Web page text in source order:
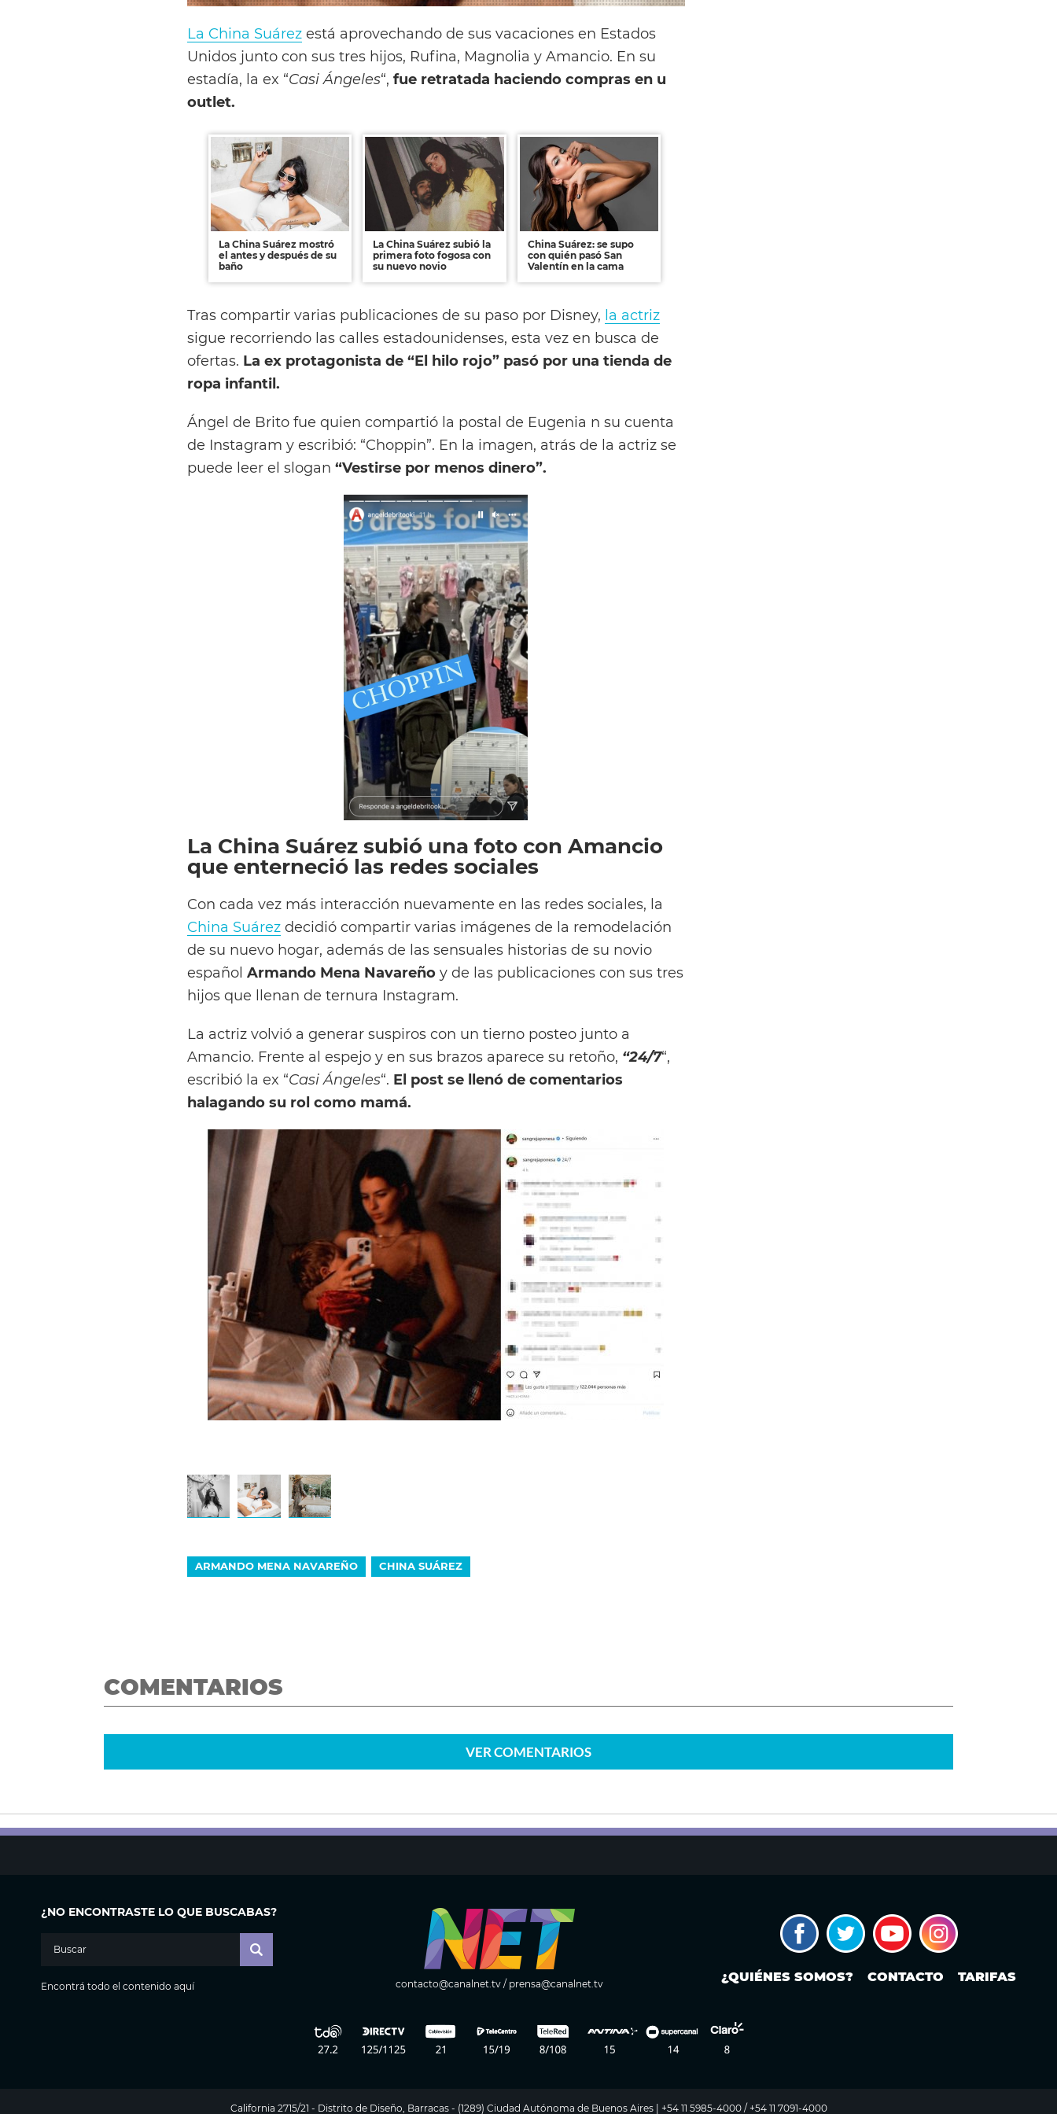
La China Suárez está aprovechando de sus vacaciones en Estados
Unidos junto con sus tres hijos, Rufina, Magnolia y Amancio. En su
estadía, la ex “Casi Ángeles“, fue retratada haciendo compras en u
outlet.
La China Suárez mostró
el antes y después de su
baño
La China Suárez subió la
primera foto fogosa con
su nuevo novio
China Suárez: se supo
con quién pasó San
Valentín en la cama
Tras compartir varias publicaciones de su paso por Disney, la actriz
sigue recorriendo las calles estadounidenses, esta vez en busca de
ofertas. La ex protagonista de “El hilo rojo” pasó por una tienda de
ropa infantil.
Ángel de Brito fue quien compartió la postal de Eugenia n su cuenta
de Instagram y escribió: “Choppin”. En la imagen, atrás de la actriz se
puede leer el slogan “Vestirse por menos dinero”.
La China Suárez subió una foto con Amancio
que enterneció las redes sociales
Con cada vez más interacción nuevamente en las redes sociales, la
China Suárez decidió compartir varias imágenes de la remodelación
de su nuevo hogar, además de las sensuales historias de su novio
español Armando Mena Navareño y de las publicaciones con sus tres
hijos que llenan de ternura Instagram.
La actriz volvió a generar suspiros con un tierno posteo junto a
Amancio. Frente al espejo y en sus brazos aparece su retoño, “24/7“,
escribió la ex “Casi Ángeles“. El post se llenó de comentarios
halagando su rol como mamá.
ARMANDO MENA NAVAREÑO CHINA SUÁREZ
COMENTARIOS
VERCOMENTARIOS
¿NO ENCONTRASTE LO QUE BUSCABAS?
Encontrá todo el contenido aquí contacto@canalnet.tv/ prensa@canalnet.tv ¿QUIÉNES SOMOS? CONTACTO TARIFAS
California 2715/21 - Distrito de Diseño, Barracas - (1289) Ciudad Autónoma de Buenos Aires | +54 11 5985-4000 / +54 11 7091-4000